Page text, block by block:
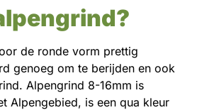
de ronde vorm prettig
genoeg om te berijden en ook
Alpengrind 8-16mm is
Alpengebied, is een qua kleur